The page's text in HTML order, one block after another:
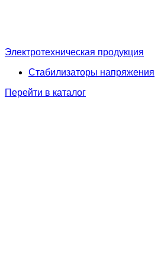
Электротехническая продукция
Стабилизаторы напряжения
Перейти в каталог